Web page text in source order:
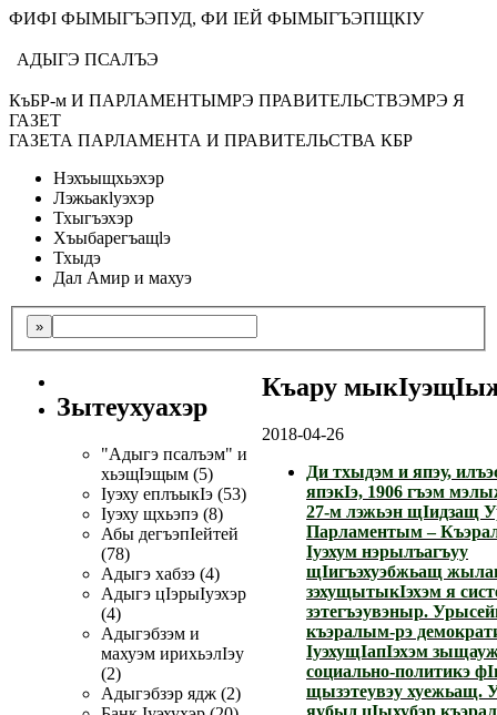
ФИФI ФЫМЫГЪЭПУД, ФИ IЕЙ ФЫМЫГЪЭПЩКIУ
АДЫГЭ ПСАЛЪЭ
КъБР-м И ПАРЛАМЕНТЫМРЭ ПРАВИТЕЛЬСТВЭМРЭ Я
ГАЗЕТ
ГАЗЕТА ПАРЛАМЕНТА И ПРАВИТЕЛЬСТВА КБР
Нэхъыщхьэхэр
Лэжьакlуэхэр
Тхыгъэхэр
Хъыбарегъащlэ
Тхыдэ
Дал Амир и махуэ
Зытеухуахэр
"Адыгэ псалъэм" и
хьэщIэщым (5)
Iуэху еплъыкIэ (53)
Iуэху щхьэпэ (8)
Абы дегъэпIейтей
(78)
Адыгэ хабзэ (4)
Адыгэ цIэрыIуэхэр
(4)
Адыгэбзэм и
махуэм ирихьэлIэу
(2)
Адыгэбзэр ядж (2)
Къару
2018-04-26
Ди тхыдэм и япэу,
япэкIэ, 1906 гъэм
27-м лэжьэн щIидзащ
Парламентым –
Iуэхум нэрылъагъуу
щIигъэхуэбжьащ
зэхущытыкIэхэм я
зэтегъэувэныр.
къэралым-рэ
IуэхущIапIэхэм
социально-политикэ
щызэтеувэу хуежьащ.
яубыд цIыхубэр